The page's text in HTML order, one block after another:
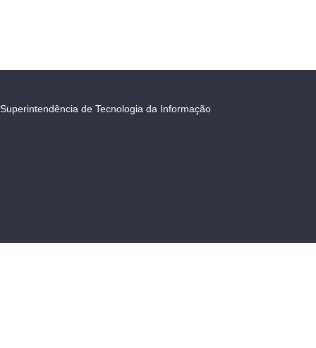
Superintendência de Tecnologia da Informação